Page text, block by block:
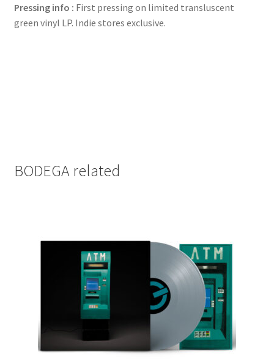
Pressing info : First pressing on limited transluscent
green vinyl LP. Indie stores exclusive.
BODEGA related